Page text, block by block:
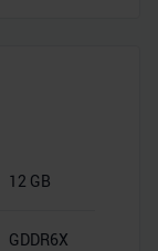
12 GB
GDDR6X